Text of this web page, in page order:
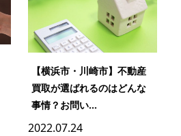
【横浜市・川崎市】不動産
買取が選ばれるのはどんな
事情？お問い...
2022.07.24